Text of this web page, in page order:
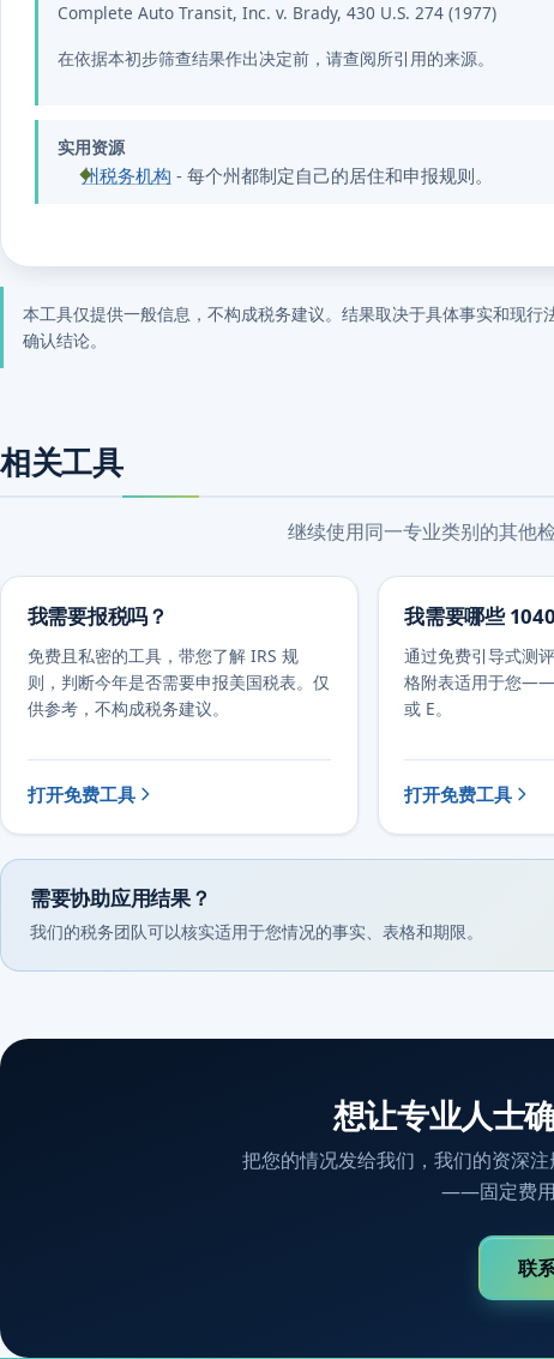
Complete Auto Transit, Inc. v. Brady, 430 U.S. 274 (1977)
在依据本初步筛查结果作出决定前，请查阅所引用的来源。
实用资源
州税务机构 - 每个州都制定自己的居住和申报规则。
本工具仅提供一般信息，不构成税务建议。结果取决于具体事实和现
确认结论。
相关工具
继续使用同一专业类别的其他
我需要报税吗？
免费且私密的工具，带您了解 IRS 规
则，判断今年是否需要申报美国税表。仅
供参考，不构成税务建议。
打开免费工具
我需要哪些
通过免费引导式测
格附表适用于您——
或 E。
打开免费工具
需要协助应用结果？
我们的税务团队可以核实适用于您情况的事实、表格和期限。
想让专业人士
把您的情况发给我们，我们的资深
——固定费用
联